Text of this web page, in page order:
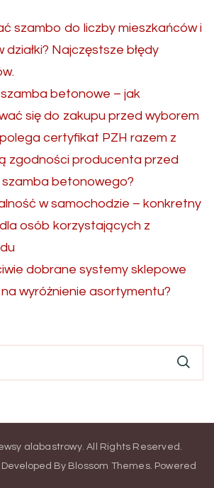
szambo do liczby mieszkańców i
działki? Najczęstsze błędy
betonowe – jak
się do zakupu przed wyborem
certyfikat PZH razem z
zgodności producenta przed
szamba betonowego?
w samochodzie – konkretny
osób korzystających z
dobrane systemy sklepowe
na wyróżnienie asortymentu?
alabastrowy. All Rights Reserved.
By Blossom Themes. Powered